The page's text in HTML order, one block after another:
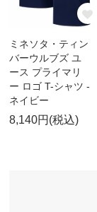
ミネソタ・ティン
バーウルブズ ユ
ース プライマリ
ー ロゴ T-シャツ -
ネイビー
8,140円(税込)